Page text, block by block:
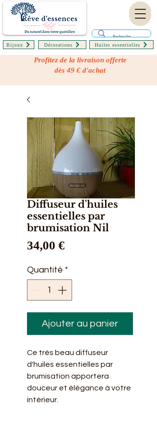
Bijoux Décorations Huiles essentielles
Profitez de la livraison offerte
dès 49 € d'achat
Diffuseur d'huiles
essentielles par
brumisation Nil
34,00 €Prix
Quantité *
Ajouter au panier
Ce très beau diffuseur
d'huiles essentielles par
brumisation apportera
douceur et élégance à votre
intérieur.